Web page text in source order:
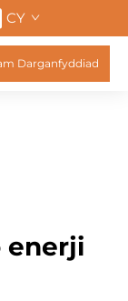
CY
Darganfyddiad
enerji